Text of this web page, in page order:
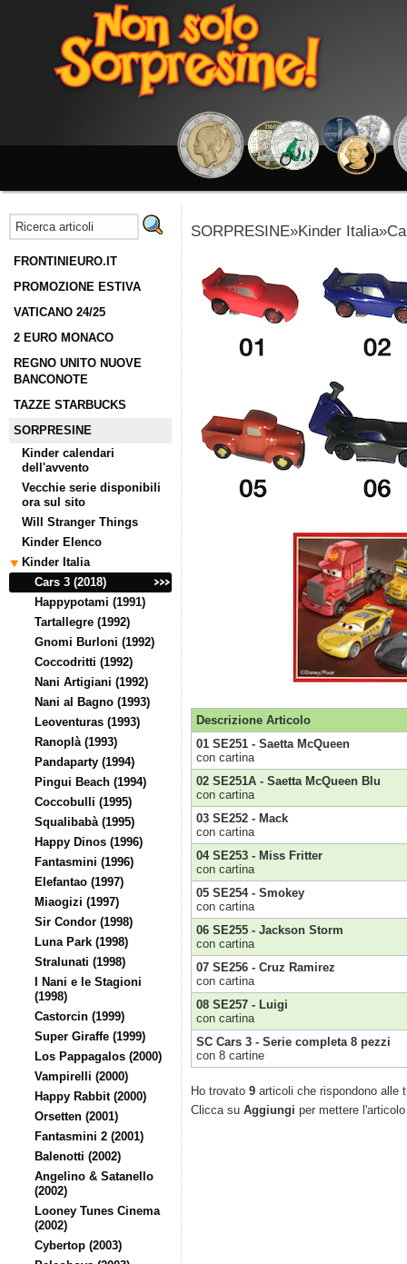
FRONTINIEURO.IT
PROMOZIONE ESTIVA
VATICANO 24/25
2 EURO MONACO
REGNO UNITO NUOVE
BANCONOTE
TAZZE STARBUCKS
SORPRESINE
Kinder calendari
dell'avvento
Vecchie serie disponibili
ora sul sito
Will Stranger Things
Kinder Elenco
Kinder Italia
Cars 3 (2018)
Happypotami (1991)
Tartallegre (1992)
Gnomi Burloni (1992)
Coccodritti (1992)
Nani Artigiani (1992)
Nani al Bagno (1993)
Leoventuras (1993)
Ranoplà (1993)
Pandaparty (1994)
Pingui Beach (1994)
Coccobulli (1995)
Squalibabà (1995)
Happy Dinos (1996)
Fantasmini (1996)
Elefantao (1997)
Miaogizi (1997)
Sir Condor (1998)
Luna Park (1998)
Stralunati (1998)
I Nani e le Stagioni
(1998)
Castorcin (1999)
Super Giraffe (1999)
Los Pappagalos (2000)
Vampirelli (2000)
Happy Rabbit (2000)
Orsetten (2001)
Fantasmini 2 (2001)
Balenotti (2002)
Angelino & Satanello
(2002)
Looney Tunes Cinema
(2002)
Cybertop (2003)
SORPRESINE»Kinder
Descrizione Articolo
01 SE251 - Saetta McQueen
con cartina
02 SE251A - Saetta McQueen Blu
con cartina
03 SE252 - Mack
con cartina
04 SE253 - Miss Fritter
con cartina
05 SE254 - Smokey
con cartina
06 SE255 - Jackson Storm
con cartina
07 SE256 - Cruz Ramirez
con cartina
08 SE257 - Luigi
con cartina
SC Cars 3 - Serie completa 8 pezzi
con 8 cartine
Ho trovato 9 articoli che rispondono alle
Clicca su Aggiungi per mettere